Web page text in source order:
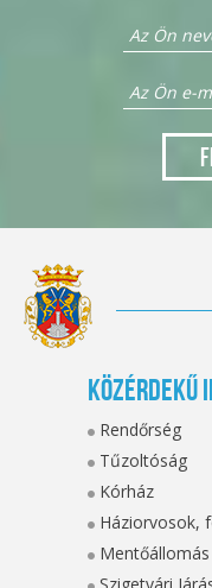
Közérdekű
Rendőrség
Tűzoltóság
Kórház
Háziorvosok,
Mentőállomás